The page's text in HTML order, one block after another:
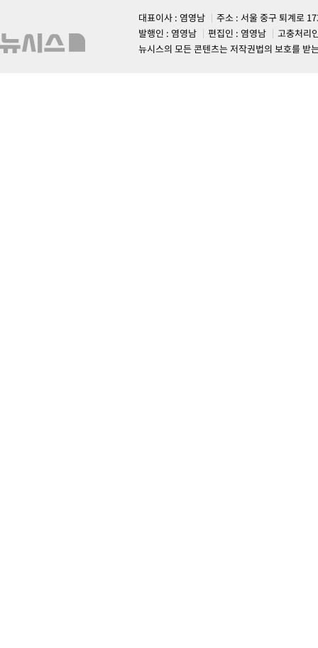
대표이사 : 염영남
주소 : 서울 중구 퇴계로
발행인 : 염영남
편집인 : 염영남
고충처리
뉴시스의 모든 콘텐츠는 저작권법의 보호를